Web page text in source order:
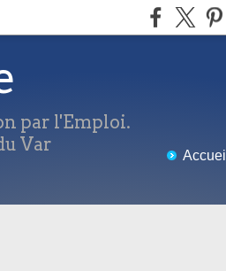
par l'Emploi.
Var
Accueil